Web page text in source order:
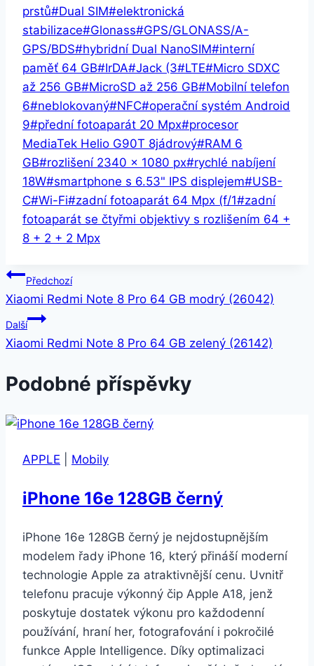
prstů#Dual SIM#elektronická
stabilizace#Glonass#GPS/GLONASS/A-
GPS/BDS#hybridní Dual NanoSIM#interní
paměť 64 GB#IrDA#Jack (3#LTE#Micro SDXC
až 256 GB#MicroSD až 256 GB#Mobilní telefon
6#neblokovaný#NFC#operační systém Android
9#přední fotoaparát 20 Mpx#procesor
MediaTek Helio G90T 8jádrový#RAM 6
GB#rozlišení 2340 × 1080 px#rychlé nabíjení
18W#smartphone s 6.53" IPS displejem#USB-
C#Wi-Fi#zadní fotoaparát 64 Mpx (f/1#zadní
fotoaparát se čtyřmi objektivy s rozlišením 64 +
8 + 2 + 2 Mpx
Navigace
pro
příspěvek
Předchozí
Xiaomi Redmi Note 8 Pro 64 GB modrý (26042)
Další
Xiaomi Redmi Note 8 Pro 64 GB zelený (26142)
Podobné příspěvky
APPLE Mobily
iPhone 16e 128GB černý
iPhone 16e 128GB černý je nejdostupnějším
modelem řady iPhone 16, který přináší moderní
technologie Apple za atraktivnější cenu. Uvnitř
telefonu pracuje výkonný čip Apple A18, jenž
poskytuje dostatek výkonu pro každodenní
používání, hraní her, fotografování i pokročilé
funkce Apple Intelligence. Díky optimalizaci